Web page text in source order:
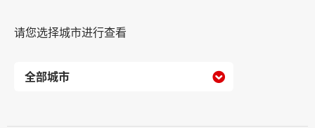
请您选择城市进行查看
